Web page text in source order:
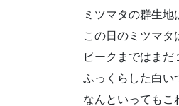
ミツマタの群生地
この日のミツマタ
ピークまではまだ
ふっくらした白い
なんといってもこ